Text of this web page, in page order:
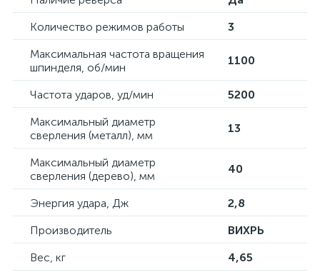
Количество режимов работы
3
Максимальная частота вращения
шпинделя, об/мин
1100
Частота ударов, уд/мин
5200
Максимальный диаметр
сверления (металл), мм
13
Максимальный диаметр
сверления (дерево), мм
40
Энергия удара, Дж
2,8
Производитель
ВИХРЬ
Вес, кг
4,65